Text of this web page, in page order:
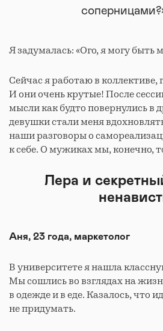
Я задумалась: «Ого, я могу быть
Сейчас я работаю в коллективе,
И они очень крутые! После
мысли как будто повернулись в
девушки стали меня
наши разговоры о
к себе. О мужиках мы, конечно,
Лера и
Аня, 23 года, маркетолог
В университете я нашла
Мы сошлись во взглядах на
в одежде и в еде. Казалось, что
не придумать.